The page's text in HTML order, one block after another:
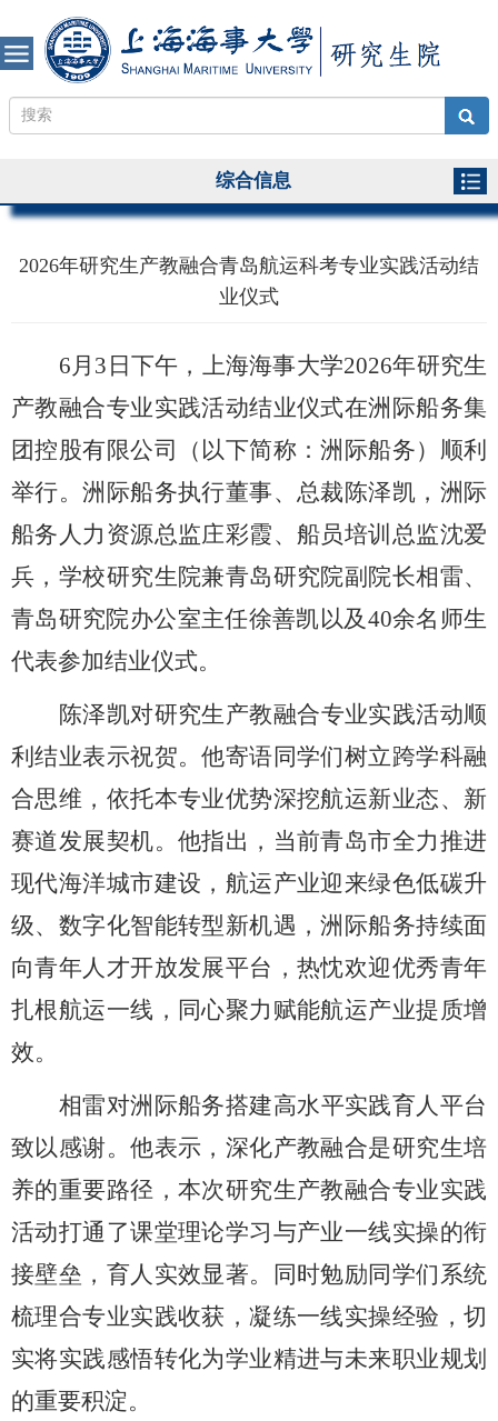
综合信息
2026年研究生产教融合青岛航运科考专业实践活动结
业仪式
6月 3 日下午，上海海事大学2026年研究生
产教融合专业实践活动结业仪式在洲际船务集
团控股有限公司（以下简称：洲际船务）顺利
举行。洲际船务执行董事、总裁陈泽凯，洲际
船务人力资源总监庄彩霞、船员培训总监沈爱
兵，学校研究生院兼青岛研究院副院长相雷、
青岛研究院办公室主任徐善凯以及 40余名师生
代表参加结业仪式。
陈泽凯对研究生产教融合专业实践活动顺
利结业表示祝贺。他寄语同学们树立跨学科融
合思维，依托本专业优势深挖航运新业态、新
赛道发展契机。他指出，当前青岛市全力推进
现代海洋城市建设，航运产业迎来绿色低碳升
级、数字化智能转型新机遇，洲际船务持续面
向青年人才开放发展平台，热忱欢迎优秀青年
扎根航运一线，同心聚力赋能航运产业提质增
效。
相雷对洲际船务搭建高水平实践育人平台
致以感谢。他表示，深化产教融合是研究生培
养的重要路径，本次研究生产教融合专业实践
活动打通了课堂理论学习与产业一线实操的衔
接壁垒，育人实效显著。同时勉励同学们系统
梳理合专业实践收获，凝练一线实操经验，切
实将实践感悟转化为学业精进与未来职业规划
的重要积淀。